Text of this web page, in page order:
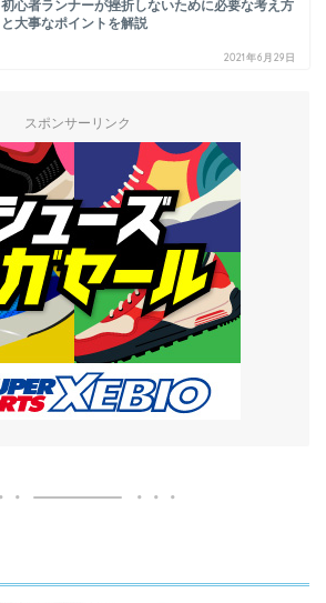
初心者ランナーが挫折しないために必要な考え方
と大事なポイントを解説
2021年6月29日
スポンサーリンク